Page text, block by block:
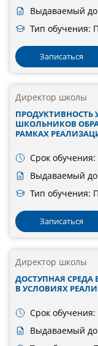
Выдаваемый
Тип обучения:
Записаться
Директор школы
ПРОДУКТИВНОСТЬ
ШКОЛЬНИКОВ
РАМКАХ
Срок обучения:
Выдаваемый
Тип обучения:
Записаться
Директор школы
ДОСТУПНАЯ СРЕДА
В УСЛОВИЯХ
Срок обучения:
Выдаваемый